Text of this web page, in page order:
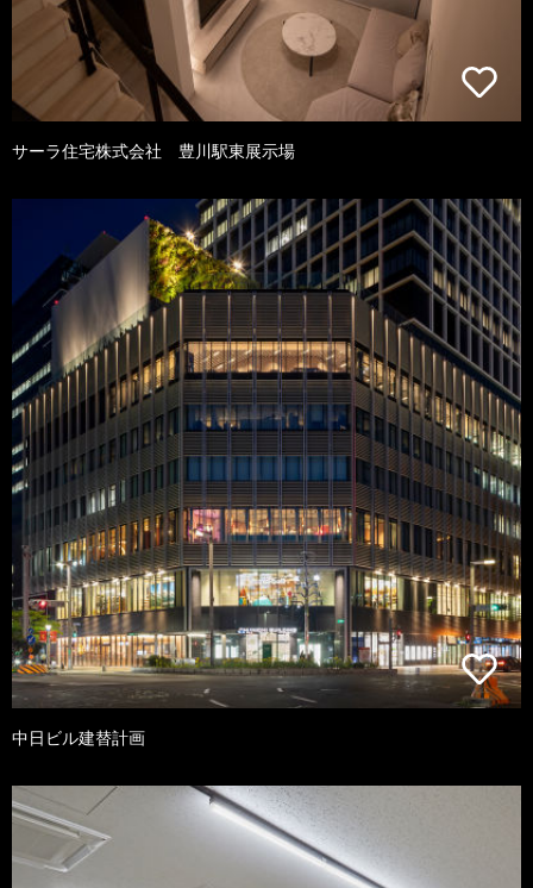
サーラ住宅株式会社 豊川駅東展示場
中日ビル建替計画